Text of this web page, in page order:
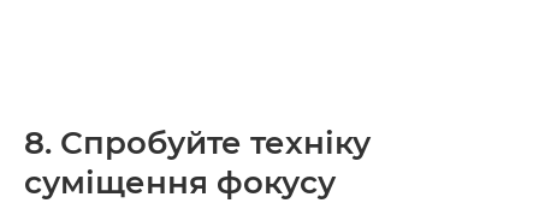
8. Спробуйте техніку
суміщення фокусу